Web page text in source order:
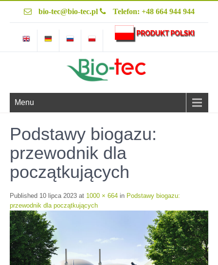
bio-tec@bio-tec.pl Telefon: +48 664 944 944
Menu
Podstawy biogazu:
przewodnik dla
początkujących
Published 10 lipca 2023 at 1000 × 664 in Podstawy biogazu:
przewodnik dla początkujących